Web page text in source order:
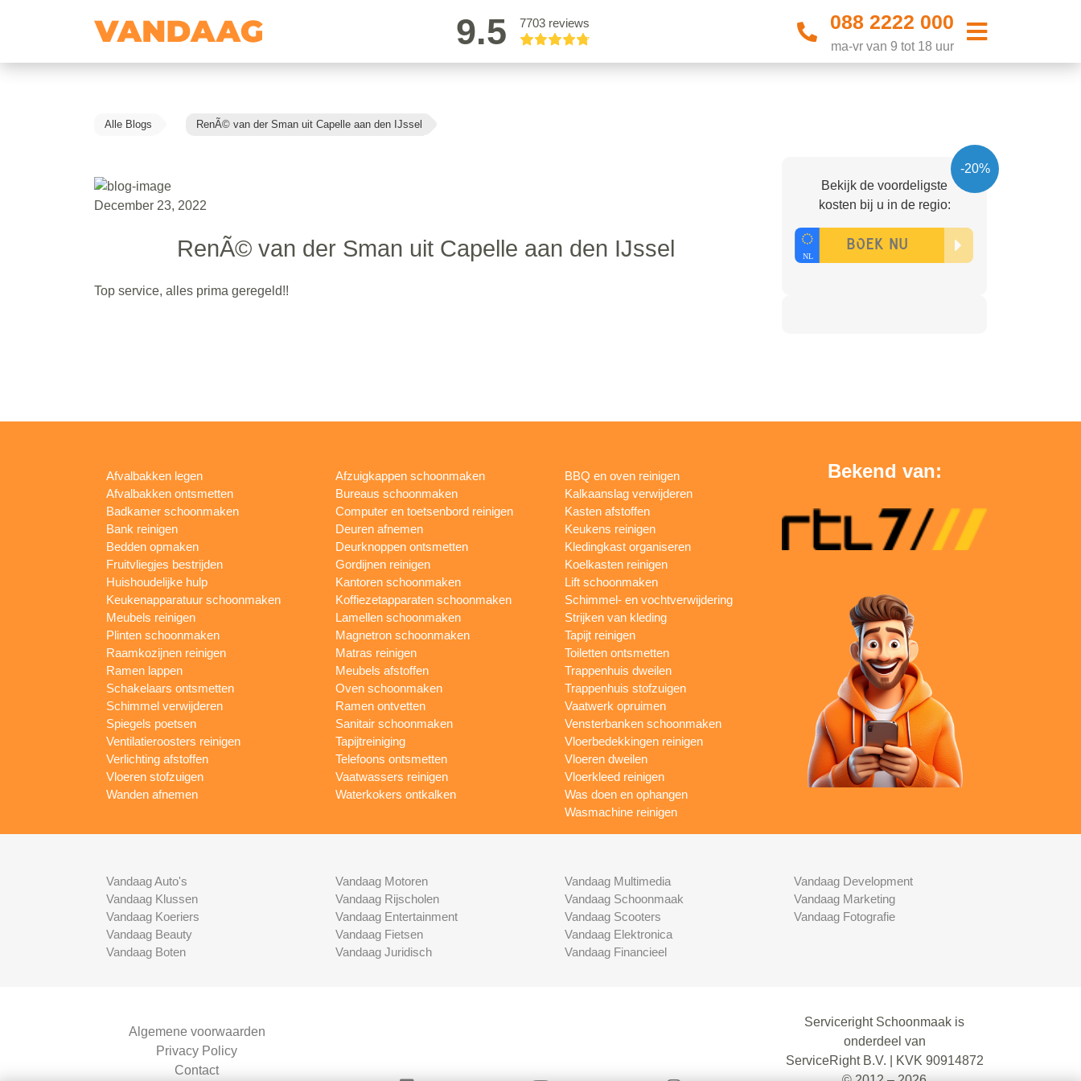
9.5 7703 reviews 088 2222 000
ma-vr van 9 tot 18 uur
Alle Blogs RenÃ© van der Sman uit Capelle aan den IJssel
December 23, 2022
RenÃ© van der Sman uit Capelle aan den IJssel
Top service, alles prima geregeld!!
-20%
Bekijk de voordeligste
kosten bij u in de regio:
Afvalbakken legen
Afvalbakken ontsmetten
Badkamer schoonmaken
Bank reinigen
Bedden opmaken
Fruitvliegjes bestrijden
Huishoudelijke hulp
Keukenapparatuur schoonmaken
Meubels reinigen
Plinten schoonmaken
Raamkozijnen reinigen
Ramen lappen
Schakelaars ontsmetten
Schimmel verwijderen
Spiegels poetsen
Ventilatieroosters reinigen
Verlichting afstoffen
Vloeren stofzuigen
Wanden afnemen
Afzuigkappen schoonmaken
Bureaus schoonmaken
Computer en toetsenbord reinigen
Deuren afnemen
Deurknoppen ontsmetten
Gordijnen reinigen
Kantoren schoonmaken
Koffiezetapparaten schoonmaken
Lamellen schoonmaken
Magnetron schoonmaken
Matras reinigen
Meubels afstoffen
Oven schoonmaken
Ramen ontvetten
Sanitair schoonmaken
Tapijtreiniging
Telefoons ontsmetten
Vaatwassers reinigen
Waterkokers ontkalken
BBQ en oven reinigen
Kalkaanslag verwijderen
Kasten afstoffen
Keukens reinigen
Kledingkast organiseren
Koelkasten reinigen
Lift schoonmaken
Schimmel- en vochtverwijdering
Strijken van kleding
Tapijt reinigen
Toiletten ontsmetten
Trappenhuis dweilen
Trappenhuis stofzuigen
Vaatwerk opruimen
Vensterbanken schoonmaken
Vloerbedekkingen reinigen
Vloeren dweilen
Vloerkleed reinigen
Was doen en ophangen
Wasmachine reinigen
Bekend van:
Vandaag Auto's
Vandaag Klussen
Vandaag Koeriers
Vandaag Beauty
Vandaag Boten
Vandaag Motoren
Vandaag Rijscholen
Vandaag Entertainment
Vandaag Fietsen
Vandaag Juridisch
Vandaag Multimedia
Vandaag Schoonmaak
Vandaag Scooters
Vandaag Elektronica
Vandaag Financieel
Vandaag Development
Vandaag Marketing
Vandaag Fotografie
Algemene voorwaarden
Privacy Policy
Contact
Serviceright Schoonmaak is
onderdeel van
ServiceRight B.V. | KVK 90914872